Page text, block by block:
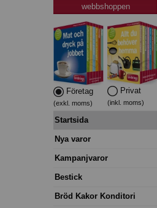
webbshoppen
Företag
(exkl. moms)
Privat
(inkl. moms)
Startsida
Nya varor
Kampanjvaror
Bestick
Bröd Kakor Konditori